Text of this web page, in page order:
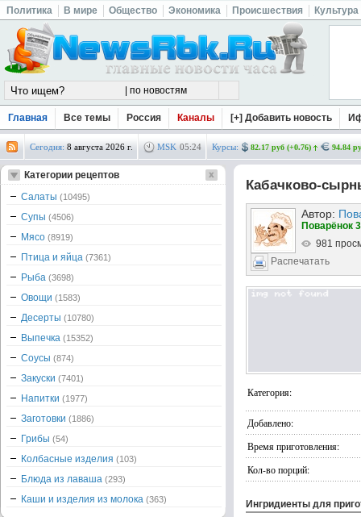
Политика В мире Общество Экономика Происшествия Культура
Главная Все темы Россия Каналы [+] Добавить новость
Сегодня: 8 августа 2026 г. MSK 05:24 Курсы: 82.17 руб (+0.76) 94.84
Кабачково-
Автор:
Поварёнок
981
Распечатать
Категория:
Добавлено:
Время приготовления:
Кол-во порций:
Ингридиенты для
Категории рецептов
Салаты (10495)
Супы (4506)
Мясо (8919)
Птица и яйца (7361)
Рыба (3698)
Овощи (1583)
Десерты (10780)
Выпечка (15352)
Соусы (874)
Закуски (7401)
Напитки (1977)
Заготовки (1886)
Грибы (54)
Колбасные изделия (103)
Блюда из лаваша (293)
Каши и изделия из молока (363)